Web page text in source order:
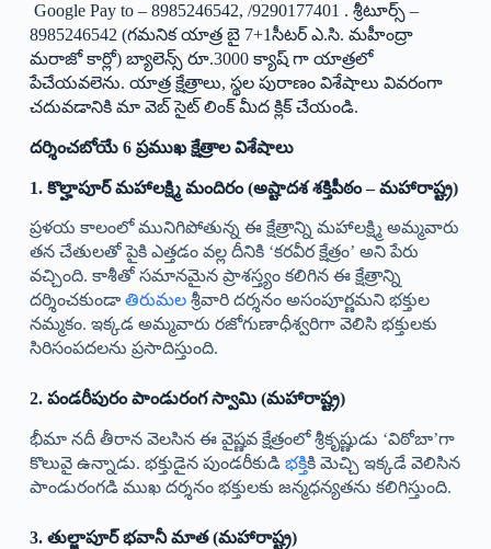
Google Pay to – 8985246542, /9290177401 . శ్రీటూర్స్ –
8985246542 (గమనిక యాత్ర బై 7+1సీటర్ ఎ.సి. మహీంద్రా
మరాజో కార్లో) బ్యాలెన్స్ రూ.3000 క్యాష్ గా యాత్రలో
పేచేయవలెను. యాత్ర క్షేత్రాలు, స్థల పురాణం విశేషాలు వివరంగా
చదువడానికి మా వెబ్ సైట్ లింక్ మీద క్లిక్ చేయండి.
దర్శించబోయే 6 ప్రముఖ క్షేత్రాల విశేషాలు
1. కొల్హాపూర్ మహాలక్ష్మి మందిరం (అష్టాదశ శక్తిపీఠం – మహారాష్ట్ర)
ప్రళయ కాలంలో మునిగిపోతున్న ఈ క్షేత్రాన్ని మహాలక్ష్మి అమ్మవారు
తన చేతులతో పైకి ఎత్తడం వల్ల దీనికి ‘కరవీర క్షేత్రం’ అని పేరు
వచ్చింది. కాశీతో సమానమైన ప్రాశస్త్యం కలిగిన ఈ క్షేత్రాన్ని
దర్శించకుండా తిరుమలశ్రీవారి దర్శనం అసంపూర్ణమని భక్తుల
నమ్మకం. ఇక్కడ అమ్మవారు రజోగుణాధీశ్వరిగా వెలిసి భక్తులకు
సిరిసంపదలను ప్రసాదిస్తుంది.
2. పండరీపురం పాండురంగ స్వామి (మహారాష్ట్ర)
భీమా నదీ తీరాన వెలసిన ఈ వైష్ణవ క్షేత్రంలో శ్రీకృష్ణుడు ‘విఠోబా’గా
కొలువై ఉన్నాడు. భక్తుడైన పుండరీకుడి భక్తికి మెచ్చి ఇక్కడే వెలిసిన
పాండురంగడి ముఖ దర్శనం భక్తులకు జన్మధన్యతను కలిగిస్తుంది.
3. తుల్జాపూర్ భవానీ మాత (మహారాష్ట్ర)